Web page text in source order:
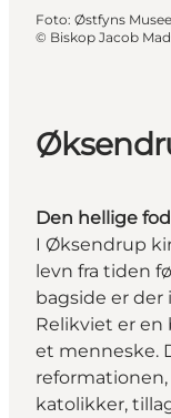
Foto: Østfyns
© Biskop Jacob
Den hellige
I Øksendrup
levn fra tiden
bagside er
Relikviet er en
et menneske.
katolikker,